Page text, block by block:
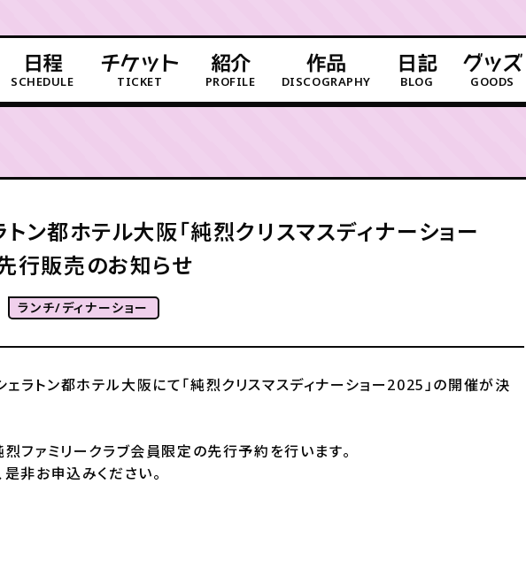
日程
SCHEDULE
チケット
TICKET
紹介
PROFILE
作品
DISCOGRAPHY
日記
BLOG
グッズ
GOODS
月会員制ファンクラブ
ン都ホテル大阪「純烈クリスマスディナーショー
行販売のお知らせ
ランチ/ディナーショー
ラトン都ホテル大阪にて「純烈クリスマスディナーショー2025」の開催が決
ファミリークラブ会員限定の先行予約を行います。
非お申込みください。